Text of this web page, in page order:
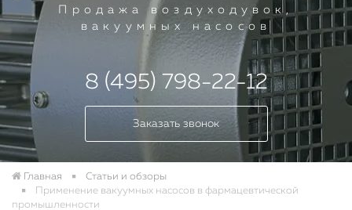
Продажа воздуходувок,
вакуумных насосов
8 (495) 798-22-12
Заказать звонок
Главная
Статьи и обзоры
Применение вакуумных насосов в фармацевтической
промышленности